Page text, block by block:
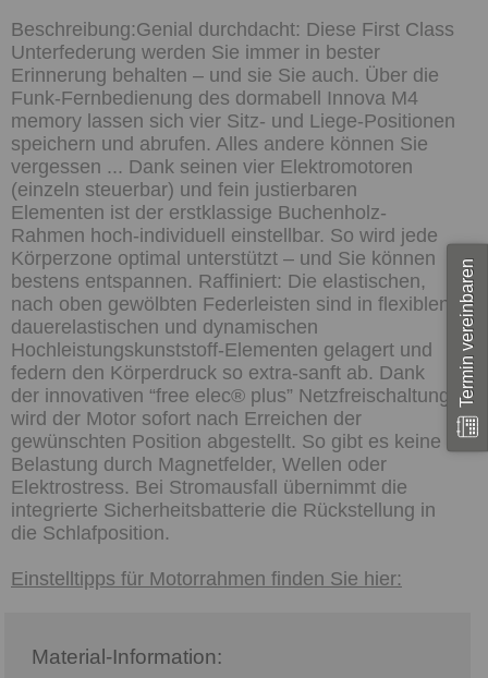
Genial durchdacht: Diese First Class
Unterfederung werden Sie immer in bester
Erinnerung behalten – und sie Sie auch. Über die
Funk-Fernbedienung des dormabell Innova M4
memory lassen sich vier Sitz- und Liege-Positionen
speichern und abrufen. Alles andere können Sie
vergessen ... Dank seinen vier Elektromotoren
(einzeln steuerbar) und fein justierbaren
Elementen ist der erstklassige Buchenholz-
Rahmen hoch-individuell einstellbar. So wird jede
Körperzone optimal unterstützt – und Sie können
bestens entspannen. Raffiniert: Die elastischen,
nach oben gewölbten Federleisten sind in flexiblen,
dauerelastischen und dynamischen
Hochleistungskunststoff-Elementen gelagert und
federn den Körperdruck so extra-sanft ab. Dank
der innovativen “free elec® plus” Netzfreischaltung
wird der Motor sofort nach Erreichen der
gewünschten Position abgestellt. So gibt es keine
Belastung durch Magnetfelder, Wellen oder
Elektrostress. Bei Stromausfall übernimmt die
integrierte Sicherheitsbatterie die Rückstellung in
die Schlafposition.
Einstelltipps für Motorrahmen finden Sie hier:
Material-Information:
Termin vereinbaren